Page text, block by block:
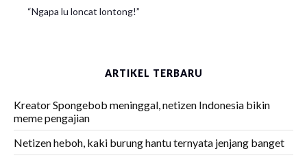
“Ngapa lu loncat lontong!”
ARTIKEL TERBARU
Kreator Spongebob meninggal, netizen Indonesia bikin
meme pengajian
Netizen heboh, kaki burung hantu ternyata jenjang banget